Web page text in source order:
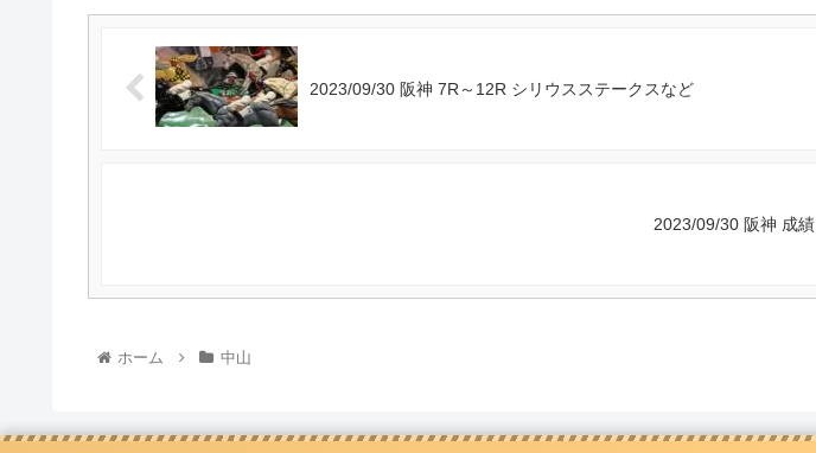
2023/09/30 阪神 7R～12R シリウスステークスなど
2023/09/30 阪神 成績
ホーム 中山